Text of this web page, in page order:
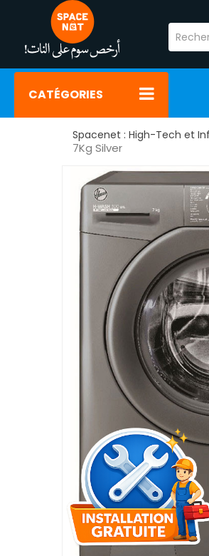
CATÉGORIES
Spacenet : High-Tech et
7Kg Silver